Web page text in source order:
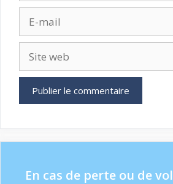
mail
web
En cas de perte ou de vol